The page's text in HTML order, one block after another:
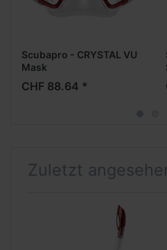
Scubapro - CRYSTAL VU
Mask
CHF 88.64 *
Zuletzt